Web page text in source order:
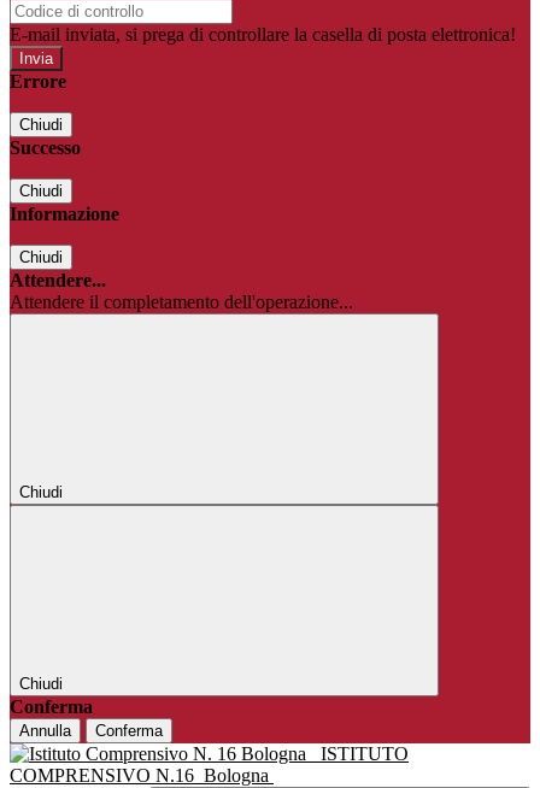
E-mail inviata, si prega di controllare la casella di posta elettronica!
Errore
Chiudi
Successo
Chiudi
Informazione
Chiudi
Attendere...
Attendere il completamento dell'operazione...
Chiudi
Chiudi
Conferma
Annulla Conferma
ISTITUTO
COMPRENSIVO N.16 Bologna